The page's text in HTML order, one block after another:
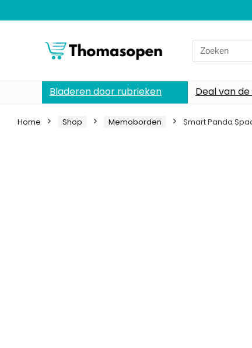
Search
for:
Bladeren door rubrieken Deal van
Home Shop Memoborden Smart Panda